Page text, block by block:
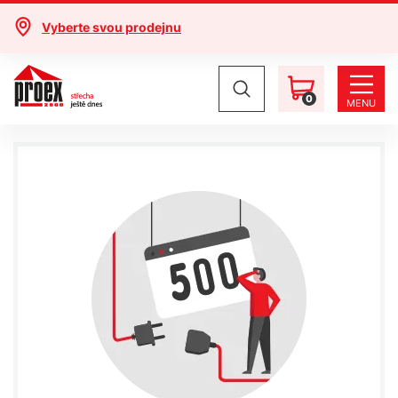
Vyberte svou prodejnu
0 MENU